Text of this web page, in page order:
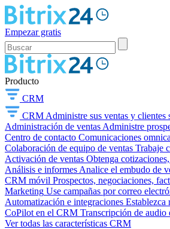
Empezar gratis
Producto
CRM
CRM Administre sus ventas y clientes
Administración de ventas Administre
Centro de contacto Comunicaciones
Colaboración de equipo de ventas Trabaje
Activación de ventas Obtenga
Análisis e informes Analice el embudo de
CRM móvil Prospectos, negociaciones,
Marketing Use campañas por correo
Automatización e integraciones Establezca
CoPilot en el CRM Transcripción de audio
Ver todas las características CRM